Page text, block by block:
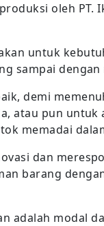
oleh PT.
untuk
sampai dengan
demi
atau pun untuk
memadai
dan
barang
adalah modal